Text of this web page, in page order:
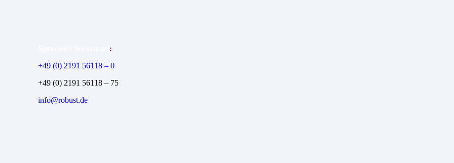
:
+49 (0) 2191 56118 – 0
+49 (0) 2191 56118 – 75
info@robust.de